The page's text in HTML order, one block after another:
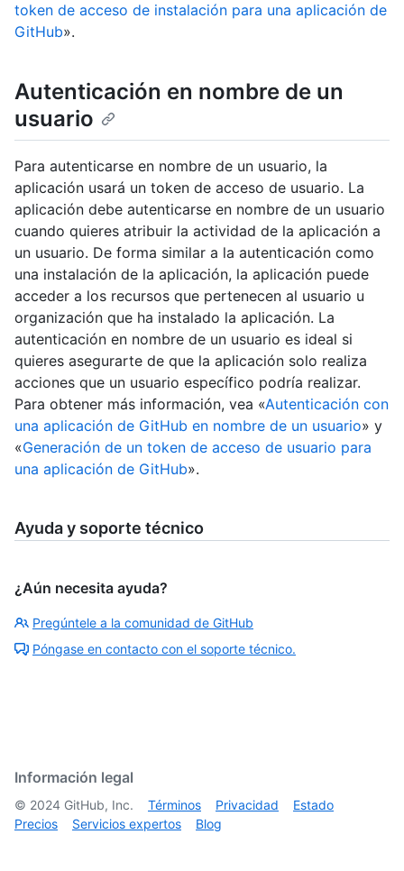
token de acceso de instalación para una aplicación de
GitHub».
Autenticación en nombre de un
usuario
Para autenticarse en nombre de un usuario, la
aplicación usará un token de acceso de usuario. La
aplicación debe autenticarse en nombre de un usuario
cuando quieres atribuir la actividad de la aplicación a
un usuario. De forma similar a la autenticación como
una instalación de la aplicación, la aplicación puede
acceder a los recursos que pertenecen al usuario u
organización que ha instalado la aplicación. La
autenticación en nombre de un usuario es ideal si
quieres asegurarte de que la aplicación solo realiza
acciones que un usuario específico podría realizar.
Para obtener más información, vea «Autenticación con
una aplicación de GitHub en nombre de un usuario» y
«Generación de un token de acceso de usuario para
una aplicación de GitHub».
Ayuda y soporte técnico
¿Aún necesita ayuda?
Pregúntele a la comunidad de GitHub
Póngase en contacto con el soporte técnico.
Información legal
© 2024 GitHub, Inc. Términos Privacidad
Estado
Precios
Servicios expertos Blog